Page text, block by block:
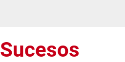
Sucesos